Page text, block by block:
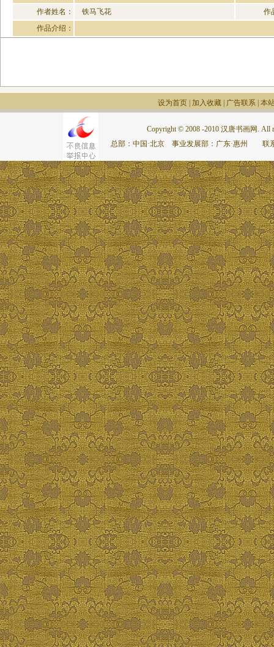
作者姓名：
铁马飞花
作
作品介绍：
设为首页 加入收藏 广告联系 本
Copyright © 2008 -2010 汉唐书画网. All
总部：中国·北京 事业发展部：广东·惠州 联系